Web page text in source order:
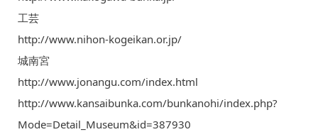
工芸
http://www.nihon-kogeikan.or.jp/
城南宮
http://www.jonangu.com/index.html
http://www.kansaibunka.com/bunkanohi/index.php?
Mode=Detail_Museum&id=387930